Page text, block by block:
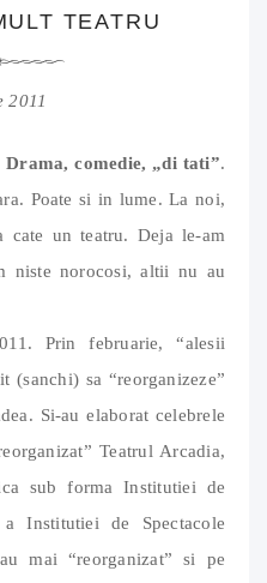
TEATRU
2011
comedie, „di tati”.
Poate si in lume. La noi,
cate un teatru. Deja le-am
niste norocosi, altii nu au
Prin februarie, “alesii
(sanchi) sa “reorganizeze”
Si-au elaborat celebrele
Teatrul Arcadia,
sub forma Institutiei de
Institutiei de Spectacole
mai “reorganizat” si pe